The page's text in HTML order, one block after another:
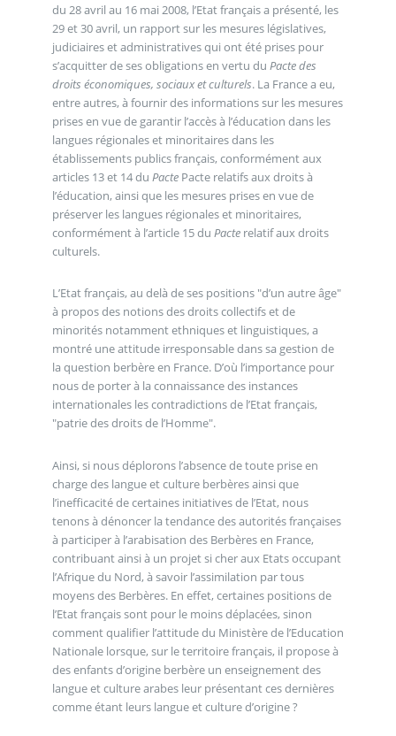
du 28 avril au 16 mai 2008, l’Etat français a présenté, les
29 et 30 avril, un rapport sur les mesures législatives,
judiciaires et administratives qui ont été prises pour
s’acquitter de ses obligations en vertu du Pacte des
droits économiques, sociaux et culturels. La France a eu,
entre autres, à fournir des informations sur les mesures
prises en vue de garantir l’accès à l’éducation dans les
langues régionales et minoritaires dans les
établissements publics français, conformément aux
articles 13 et 14 du PactePacte relatifs aux droits à
l’éducation, ainsi que les mesures prises en vue de
préserver les langues régionales et minoritaires,
conformément à l’article 15 du Pacterelatif aux droits
culturels.
L’Etat français, au delà de ses positions "d’un autre âge"
à propos des notions des droits collectifs et de
minorités notamment ethniques et linguistiques, a
montré une attitude irresponsable dans sa gestion de
la question berbère en France. D’où l’importance pour
nous de porter à la connaissance des instances
internationales les contradictions de l’Etat français,
"patrie des droits de l’Homme".
Ainsi, si nous déplorons l’absence de toute prise en
charge des langue et culture berbères ainsi que
l’inefficacité de certaines initiatives de l’Etat, nous
tenons à dénoncer la tendance des autorités françaises
à participer à l’arabisation des Berbères en France,
contribuant ainsi à un projet si cher aux Etats occupant
l’Afrique du Nord, à savoir l’assimilation par tous
moyens des Berbères. En effet, certaines positions de
l’Etat français sont pour le moins déplacées, sinon
comment qualifier l’attitude du Ministère de l’Education
Nationale lorsque, sur le territoire français, il propose à
des enfants d’origine berbère un enseignement des
langue et culture arabes leur présentant ces dernières
comme étant leurs langue et culture d’origine ?